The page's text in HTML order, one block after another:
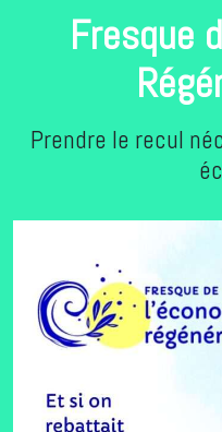
Fresque
Prendre le recul